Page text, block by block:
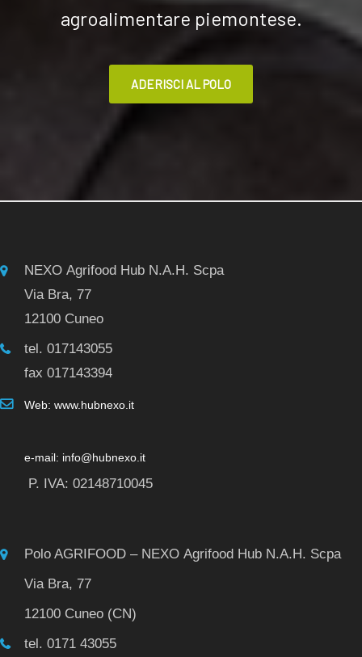
agroalimentare piemontese.
ADERISCI AL POLO
NEXO Agrifood Hub N.A.H. Scpa
Via Bra, 77
12100 Cuneo
tel. 017143055
fax 017143394
Web: www.hubnexo.it
e-mail: info@hubnexo.it
P. IVA: 02148710045
Polo AGRIFOOD – NEXO Agrifood Hub N.A.H. Scpa
Via Bra, 77
12100 Cuneo (CN)
tel. 0171 43055